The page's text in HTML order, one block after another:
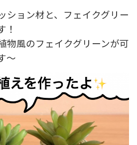
ョン材と、フェイクグリー
！
物風のフェイクグリーンが可
～